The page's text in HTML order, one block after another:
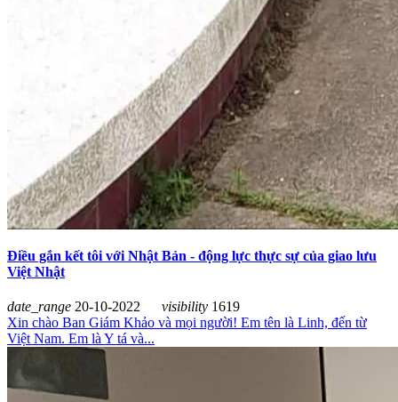
Điều gắn kết tôi với Nhật Bản - động lực thực sự của giao lưu
Việt Nhật
date_range 20-10-2022 visibility 1619
Xin chào Ban Giám Khảo và mọi người! Em tên là Linh, đến từ
Việt Nam. Em là Y tá và...